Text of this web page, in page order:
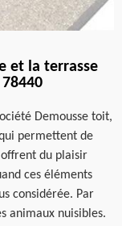
et la terrasse
Demousse toit,
permettent de
du plaisir
ces éléments
considérée. Par
animaux nuisibles.